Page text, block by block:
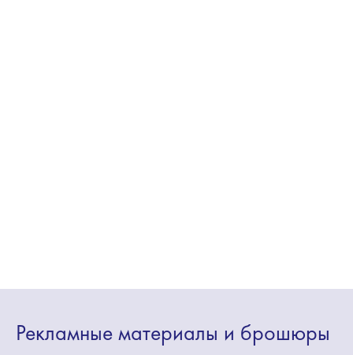
Рекламные материалы и брошюры